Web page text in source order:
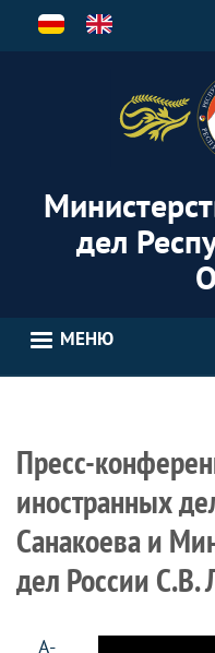
Перейти
дел
МЕНЮ
Пресс-
иностранных
Санакоева и
дел России С.В.
A-